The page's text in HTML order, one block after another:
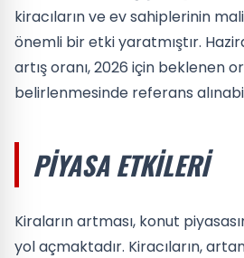
kiracıların ve ev sahiplerinin
önemli bir etki yaratmıştır.
artış oranı, 2026 için beklenen
belirlenmesinde referans
PIYASA ETKILERI
Kiraların artması, konut
yol açmaktadır. Kiracıların,